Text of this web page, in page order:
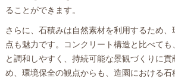
ることができます。
さらに、石積みは自然素材を利用するため
点も魅力です。コンクリート構造と比べて
と調和しやすく、持続可能な景観づくりに貢
め、環境保全の観点からも、造園における石